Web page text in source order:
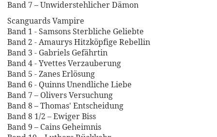
Band 7 – Unwiderstehlicher Dämon
Scanguards Vampire
Band 1 - Samsons Sterbliche Geliebte
Band 2 - Amaurys Hitzköpfige Rebellin
Band 3 - Gabriels Gefährtin
Band 4 - Yvettes Verzauberung
Band 5 - Zanes Erlösung
Band 6 - Quinns Unendliche Liebe
Band 7 – Olivers Versuchung
Band 8 – Thomas' Entscheidung
Band 8 1/2 – Ewiger Biss
Band 9 – Cains Geheimnis